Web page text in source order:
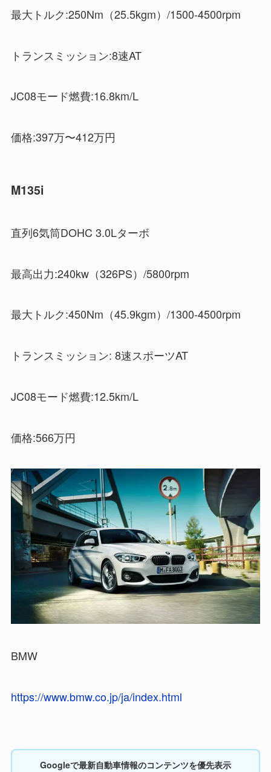
最大トルク:250Nm（25.5kgm）/1500-4500rpm
トランスミッション:8速AT
JC08モード燃費:16.8km/L
価格:397万〜412万円
M135i
直列6気筒DOHC 3.0Lターボ
最高出力:240kw（326PS）/5800rpm
最大トルク:450Nm（45.9kgm）/1300-4500rpm
トランスミッション: 8速スポーツAT
JC08モード燃費:12.5km/L
価格:566万円
BMW
https://www.bmw.co.jp/ja/index.html
Googleで最新自動車情報のコンテンツを優先表示